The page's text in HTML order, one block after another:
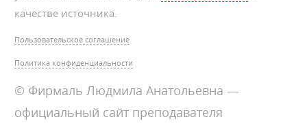
качестве источника.
Пользовательское соглашение
Политика конфиденциальности
© Фирмаль Людмила Анатольевна —
официальный сайт преподавателя